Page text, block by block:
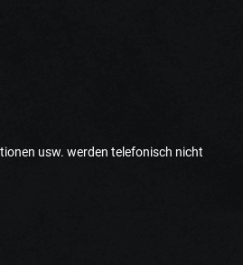
usw. werden telefonisch nicht